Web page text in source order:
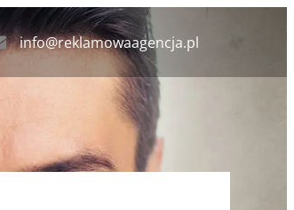
info@reklamowaagencja.pl